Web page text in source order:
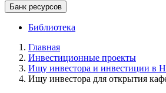
Банк ресурсов
Библиотека
Главная
Инвестиционные проекты
Ищу инвестора и инвестиции в
Ищу инвестора для открытия